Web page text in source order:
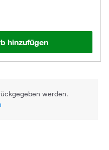
hinzufügen
werden.